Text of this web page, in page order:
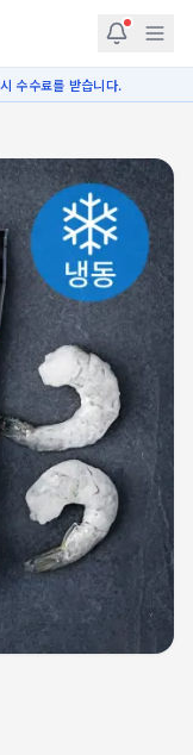
수수료를 받습니다.